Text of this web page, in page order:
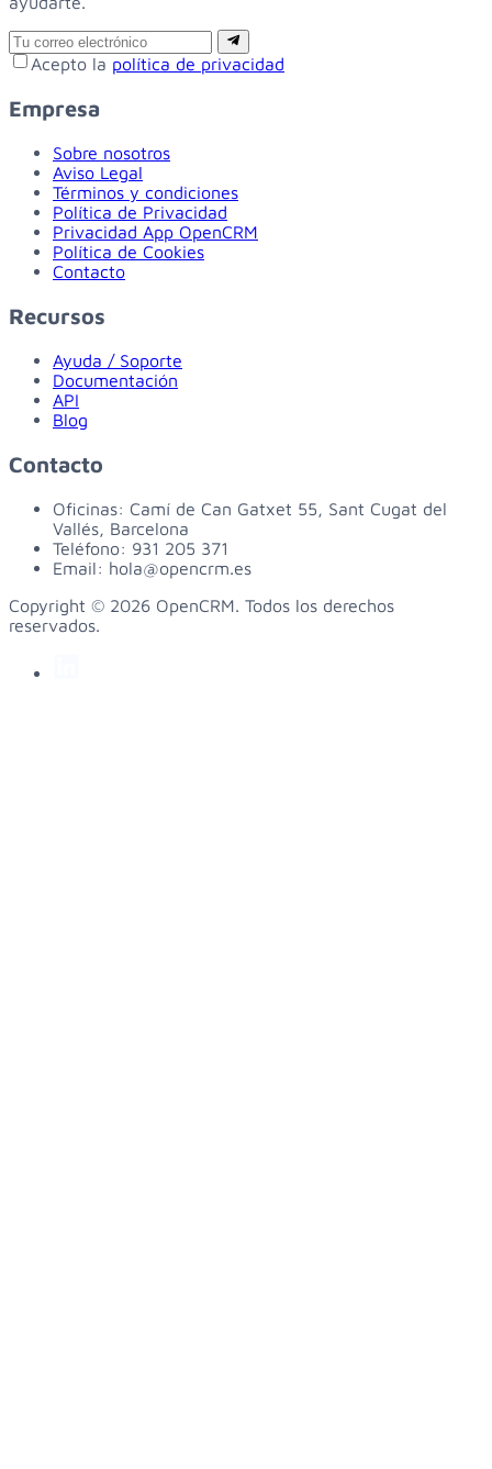
Email
Suscribirse
Acepto la política de privacidad
Empresa
Sobre nosotros
Aviso Legal
Términos y condiciones
Política de Privacidad
Privacidad App OpenCRM
Política de Cookies
Contacto
Recursos
Ayuda / Soporte
Documentación
API
Blog
Contacto
Oficinas: Camí de Can Gatxet 55, Sant Cugat del
Vallés, Barcelona
Teléfono: 931 205 371
Email: hola@opencrm.es
Copyright © 2026 OpenCRM. Todos los derechos
reservados.